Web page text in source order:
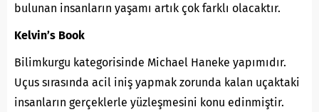
bulunan insanların yaşamı artık çok farklı olacaktır.
Kelvin’s Book
Bilimkurgu kategorisinde Michael Haneke yapımıdır.
Uçus sırasında acil iniş yapmak zorunda kalan uçaktaki
insanların gerçeklerle yüzleşmesini konu edinmiştir.